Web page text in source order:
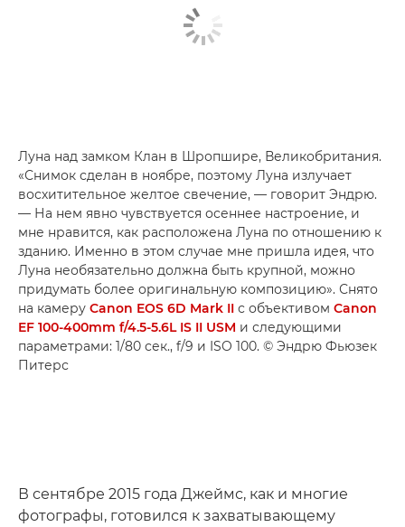
Луна над замком Клан в Шропшире, Великобритания.
«Снимок сделан в ноябре, поэтому Луна излучает
восхитительное желтое свечение, — говорит Эндрю.
— На нем явно чувствуется осеннее настроение, и
мне нравится, как расположена Луна по отношению к
зданию. Именно в этом случае мне пришла идея, что
Луна необязательно должна быть крупной, можно
придумать более оригинальную композицию». Снято
на камеру Canon EOS 6D Mark II с объективом Canon
EF 100-400mm f/4.5-5.6L IS II USM и следующими
параметрами: 1/80 сек., f/9 и ISO 100. © Эндрю Фьюзек
Питерс
В сентябре 2015 года Джеймс, как и многие
фотографы, готовился к захватывающему